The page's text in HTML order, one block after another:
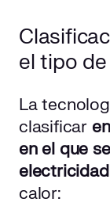
el tipo
La
clasificar
en el que
electricidad
calor: